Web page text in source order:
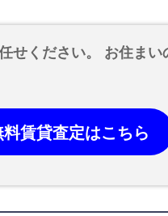
せください。 お住ま
賃貸査定はこちら